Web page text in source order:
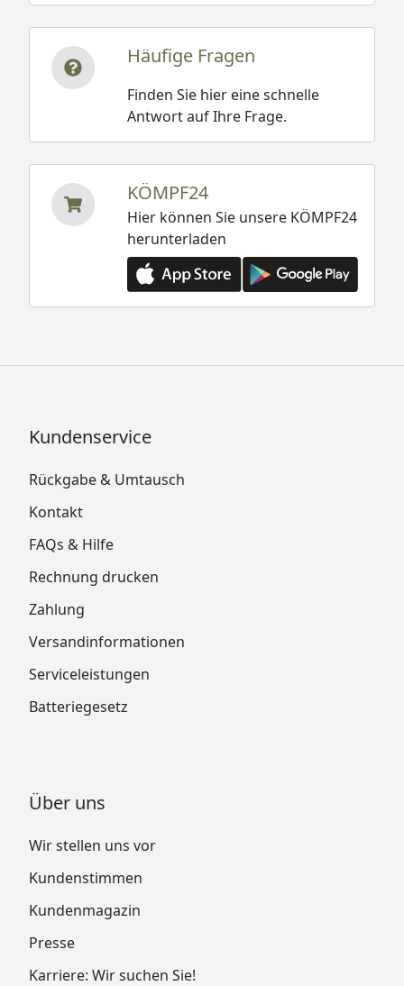
Häufige Fragen
Finden Sie hier eine schnelle
Antwort auf Ihre Frage.
KÖMPF24
Hier können Sie unsere KÖMPF24
herunterladen
Kundenservice
Rückgabe & Umtausch
Kontakt
FAQs & Hilfe
Rechnung drucken
Zahlung
Versandinformationen
Serviceleistungen
Batteriegesetz
Über uns
Wir stellen uns vor
Kundenstimmen
Kundenmagazin
Presse
Karriere: Wir suchen Sie!